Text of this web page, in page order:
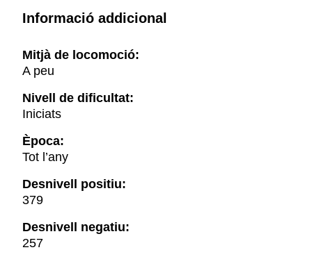
Informació addicional
Mitjà de locomoció:
A peu
Nivell de dificultat:
Iniciats
Època:
Tot l’any
Desnivell positiu:
379
Desnivell negatiu:
257